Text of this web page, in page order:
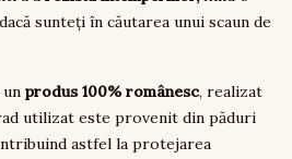
sunteți în căutarea unui scaun de
produs 100% românesc, realizat
utilizat este provenit din păduri
astfel la protejarea